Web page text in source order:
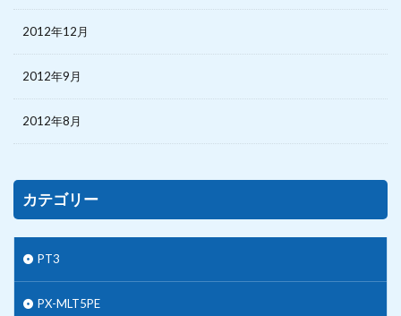
2012年12月
2012年9月
2012年8月
カテゴリー
PT3
PX-MLT5PE